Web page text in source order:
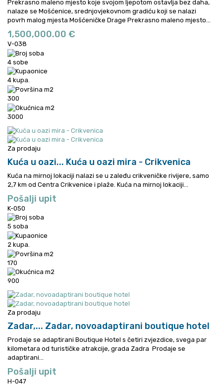
Prekrasno maleno mjesto koje svojom ljepotom ostavlja bez daha,
nalaze se Mošćenice, srednjovjekovnom gradiću koji se nalazi
povrh malog mjesta Mošćeničke Drage Prekrasno maleno mjesto...
1,500,000.00 €
V-038
4 sobe
4 kupa.
300
3000
Za prodaju
Kuća u oazi... Kuća u oazi mira - Crikvenica
Kuća na mirnoj lokaciji nalazi se u zaleđu crikveničke rivijere, samo
2,7 km od Centra Crikvenice i plaže. Kuća na mirnoj lokaciji...
Pošalji upit
K-050
5 soba
2 kupa.
170
900
Za prodaju
Zadar,... Zadar, novoadaptirani boutique hotel
Prodaje se adaptirani Boutique Hotel s četiri zvjezdice, svega par
kilometara od turističke atrakcije, grada Zadra Prodaje se
adaptirani...
Pošalji upit
H-047